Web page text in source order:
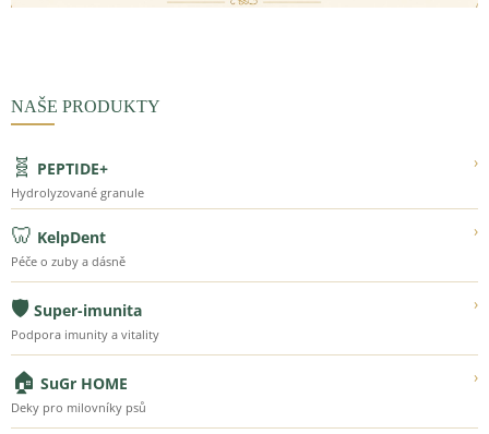
NAŠE PRODUKTY
🧬 PEPTIDE+ ›
Hydrolyzované granule
🦷 KelpDent ›
Péče o zuby a dásně
🛡️ Super-imunita ›
Podpora imunity a vitality
🏠 SuGr HOME ›
Deky pro milovníky psů